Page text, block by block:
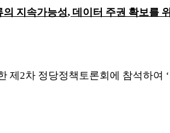
의 지속가능성, 데이터 주권 확보를
제 2차 정당정책토론회에 참석하여 ‘